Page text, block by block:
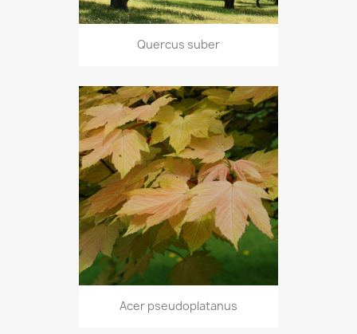
Quercus suber
Acer pseudoplatanus